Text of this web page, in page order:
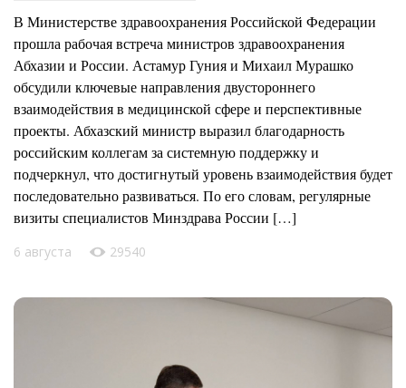
В Министерстве здравоохранения Российской Федерации
прошла рабочая встреча министров здравоохранения
Абхазии и России. Астамур Гуния и Михаил Мурашко
обсудили ключевые направления двустороннего
взаимодействия в медицинской сфере и перспективные
проекты. Абхазский министр выразил благодарность
российским коллегам за системную поддержку и
подчеркнул, что достигнутый уровень взаимодействия будет
последовательно развиваться. По его словам, регулярные
визиты специалистов Минздрава России […]
6 августа 29540